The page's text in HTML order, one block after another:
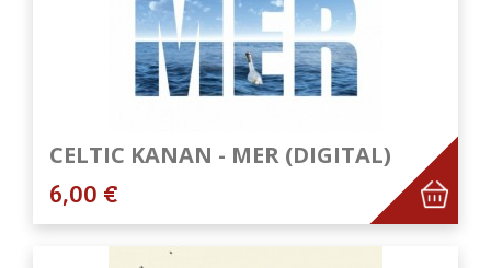
CELTIC KANAN - MER (DIGITAL)
6,00 €